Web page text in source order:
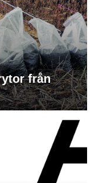
från